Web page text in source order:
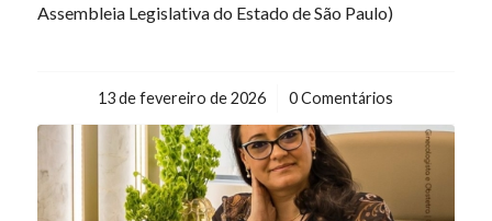
Assembleia Legislativa do Estado de São Paulo)
13 de fevereiro de 2026
/ 0 Comentários